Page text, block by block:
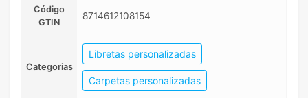
Código
GTIN
8714612108154
Categorias
Libretas personalizadas
Carpetas personalizadas